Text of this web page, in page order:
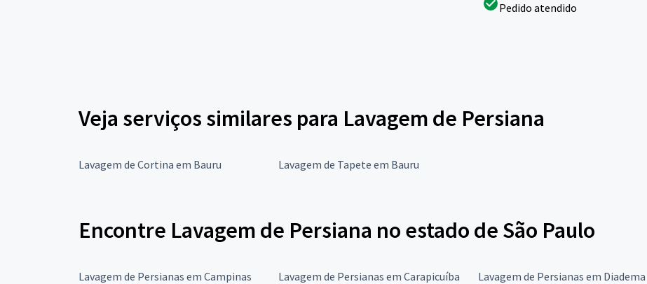
Pedido atendido
Veja serviços similares para Lavagem de Persiana
Lavagem de Cortina em Bauru Lavagem de Tapete em Bauru
Encontre Lavagem de Persiana no estado de São Paulo
Lavagem de Persianas em Campinas Lavagem de Persianas em Carapicuíba Lavagem de Persianas em Diadema